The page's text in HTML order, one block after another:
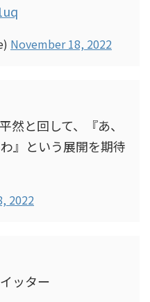
November 18, 2022
然と回して、『あ、
』という展開を期待
2022
ッター